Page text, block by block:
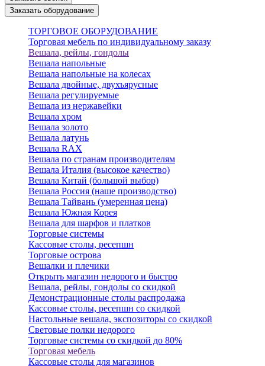
Заказать оборудование
ТОРГОВОЕ ОБОРУДОВАНИЕ
Торговая мебель по индивидуальному заказу
Вешала, рейлы, гондолы
Вешала напольные
Вешала напольные на колесах
Вешала двойные, двухъярусные
Вешала регулируемые
Вешала из нержавейки
Вешала хром
Вешала золото
Вешала латунь
Вешала RAX
Вешала по странам производителям
Вешала Италия (высокое качество)
Вешала Китай (большой выбор)
Вешала Россия (наше производство)
Вешала Тайвань (умеренная цена)
Вешала Южная Корея
Вешала для шарфов и платков
Торговые системы
Кассовые столы, ресепшн
Торговые острова
Вешалки и плечики
Открыть магазин недорого и быстро
Вешала, рейлы, гондолы со скидкой
Демонстрационные столы распродажа
Кассовые столы, ресепшн со скидкой
Настольные вешала, экспозиторы со скидкой
Световые полки недорого
Торговые системы со скидкой до 80%
Торговая мебель
Кассовые столы для магазинов